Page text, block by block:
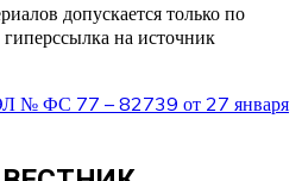
допускается только по
на источник
№ ФС 77 – 82739 от 27 января